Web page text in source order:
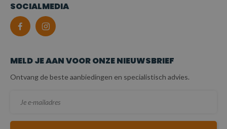
SOCIALMEDIA
MELD JE AAN VOOR ONZE NIEUWSBRIEF
Ontvang de beste aanbiedingen en specialistisch advies.